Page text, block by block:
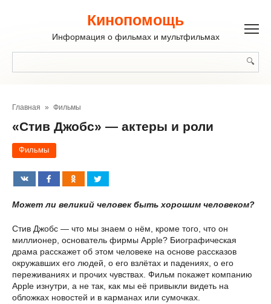
Кинопомощь
Информация о фильмах и мультфильмах
Главная » Фильмы
«Стив Джобс» — актеры и роли
Фильмы
Может ли великий человек быть хорошим человеком?
Стив Джобс — что мы знаем о нём, кроме того, что он
миллионер, основатель фирмы Apple? Биографическая
драма расскажет об этом человеке на основе рассказов
окружавших его людей, о его взлётах и падениях, о его
переживаниях и прочих чувствах. Фильм покажет компанию
Apple изнутри, а не так, как мы её привыкли видеть на
обложках новостей и в карманах или сумочках.